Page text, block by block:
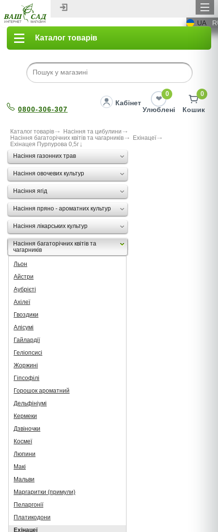
UA
Каталог товарів
0800-306-307
Кабінет
0
Улюблені
0
Кошик
Каталог товарів
Насіння та цибулини
Насіння багаторічних квітів та чагарників
Ехінацеї
Ехінацея Пурпурова 0,5г
Насіння газонних трав
Насіння овочевих культур
Насіння ягід
Насіння пряно - ароматних культур
Насіння лікарських культур
Насіння багаторічних квітів та
чагарників
Льон
Айстри
Аубрієті
Ахілеї
Гвоздики
Алісумі
Гайлардії
Геліопсисі
Жоржині
Гіпсофілі
Горошок ароматний
Дельфініумі
Кермеки
Дзвіночки
Космеї
Люпини
Макі
Мальви
Маргаритки (примули)
Пеларгонії
Платикодони
Ехінацеї